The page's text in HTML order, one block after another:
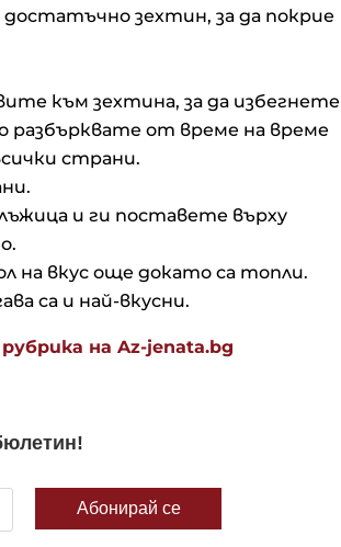
зехтин, за да покрие
към зехтина, за да избегнете
разбърквате от време на време
страни.
и ги поставете върху
на вкус още докато са топли.
са и най-вкусни.
на Az-jenata.bg